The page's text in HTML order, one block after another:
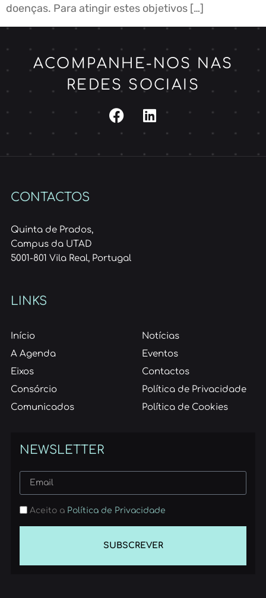
doenças. Para atingir estes objetivos […]
ACOMPANHE-NOS NAS
REDES SOCIAIS
CONTACTOS
Quinta de Prados,
Campus da UTAD
5001-801 Vila Real, Portugal
LINKS
Início
A Agenda
Eixos
Consórcio
Comunicados
Notícias
Eventos
Contactos
Política de Privacidade
Política de Cookies
NEWSLETTER
Aceito a Política de Privacidade
SUBSCREVER